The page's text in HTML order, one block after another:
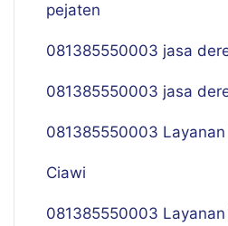
pejaten
081385550003 jasa
081385550003 jasa
081385550003
Ciawi
081385550003